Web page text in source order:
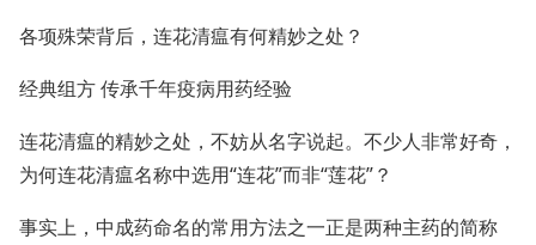
各项殊荣背后，连花清瘟有何精妙之处？
经典组方 传承千年疫病用药经验
连花清瘟的精妙之处，不妨从名字说起。不少人非常好奇，
为何连花清瘟名称中选用“连花”而非“莲花”？
事实上，中成药命名的常用方法之一正是两种主药的简称